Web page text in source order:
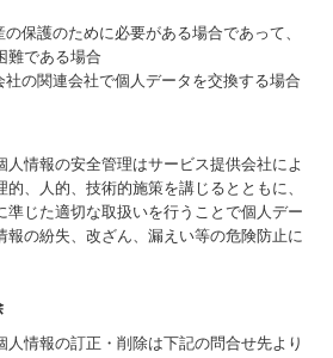
保護のために必要がある場合であって、
難である場合
の関連会社で個人データを交換する場合
人情報の安全管理はサービス提供会社によ
、人的、技術的施策を講じるとともに、
準じた適切な取扱いを行うことで個人デー
報の紛失、改ざん、漏えい等の危険防止に
人情報の訂正・削除は下記の問合せ先より